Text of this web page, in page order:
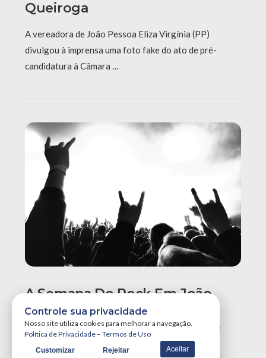
Queiroga
A vereadora de João Pessoa Eliza Virgínia (PP)
divulgou à imprensa uma foto fake do ato de pré-
candidatura à Câmara …
A Semana Do Rock Em João
Pessoa Promete Um Dos
Maiores Finais De Semana Do
Ano!
Controle sua privacidade
Nosso site utiliza cookies para melhorar a navegação.
Política de Privacidade – Termos de Uso
Customizar Rejeitar Aceitar